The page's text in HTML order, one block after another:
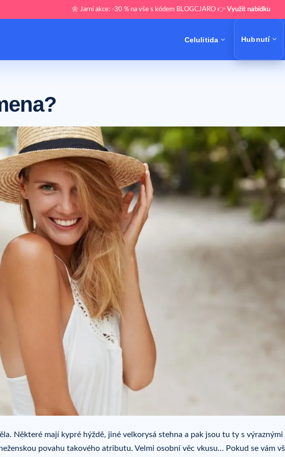
🌼 Jarní akce: -30 % na vše s kódem BLOGCJARO 👉 Využít nabídku
Celulitida Hubnutí
Některé mají kypré hýždě, jiné velkorysá stehna a pak jsou tu ty s výraznými
povahu takového atributu. Velmi osobní věc vkusu… Pokud se vám